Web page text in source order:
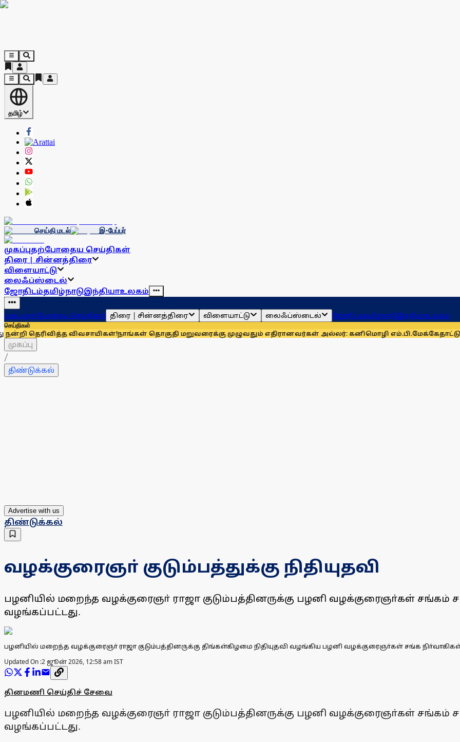
தமிழ்
செய்தி மடல் இ-பேப்பர்
முகப்புதற்போதைய செய்திகள்
திரை | சின்னத்திரை
விளையாட்டு
லைஃப்ஸ்டைல்
ஜோதிடம்தமிழ்நாடுஇந்தியாஉலகம்
முகப்புதற்போதைய செய்திகள் திரை | சின்னத்திரை விளையாட்டு லைஃப்ஸ்டைல் ஜோதிடம்தமிழ்நாடுஇந்தியாஉலகம்
செய்திகள்
விவசாயிகள்!நாங்கள் தொகுதி மறுவரைக்கு முழுவதும் எதிரானவர்கள் அல்லர்: கனிமொழி எம்.பி.மேக்கேதாட்டு
முகப்பு
/
திண்டுக்கல்
Advertise with us
திண்டுக்கல்
வழக்குரைஞா் குடும்பத்துக்கு நிதியுதவி
பழனியில் மறைந்த வழக்குரைஞா் ராஜா குடும்பத்தினருக்கு பழனி வழக்குரைஞா்கள் சங்கம்
வழங்கப்பட்டது.
பழனியில் மறைந்த வழக்குரைஞா் ராஜா குடும்பத்தினருக்கு திங்கள்கிழமை நிதியுதவி வழங்கிய பழனி வழக்குரைஞா்கள் சங்க
Updated On :2 ஜூன் 2026, 12:58 am IST
தினமணி செய்திச் சேவை
பழனியில் மறைந்த வழக்குரைஞா் ராஜா குடும்பத்தினருக்கு பழனி வழக்குரைஞா்கள் சங்கம்
வழங்கப்பட்டது.